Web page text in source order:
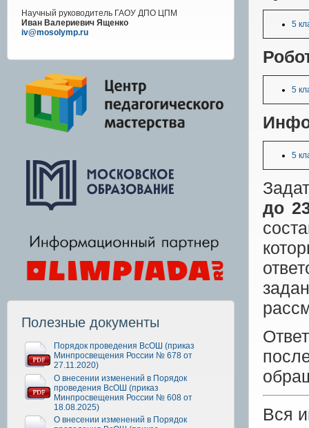
Научный руководитель ГАОУ ДПО ЦПМ
Иван Валериевич Ященко
iv@mosolymp.ru
Полезные документы
Порядок проведения ВсОШ (приказ
Минпросвещения России № 678 от
27.11.2020)
О внесении изменений в Порядок
проведения ВсОШ (приказ
Минпросвещения России № 608 от
18.08.2025)
О внесении изменений в Порядок
5
5
5
до
Вся